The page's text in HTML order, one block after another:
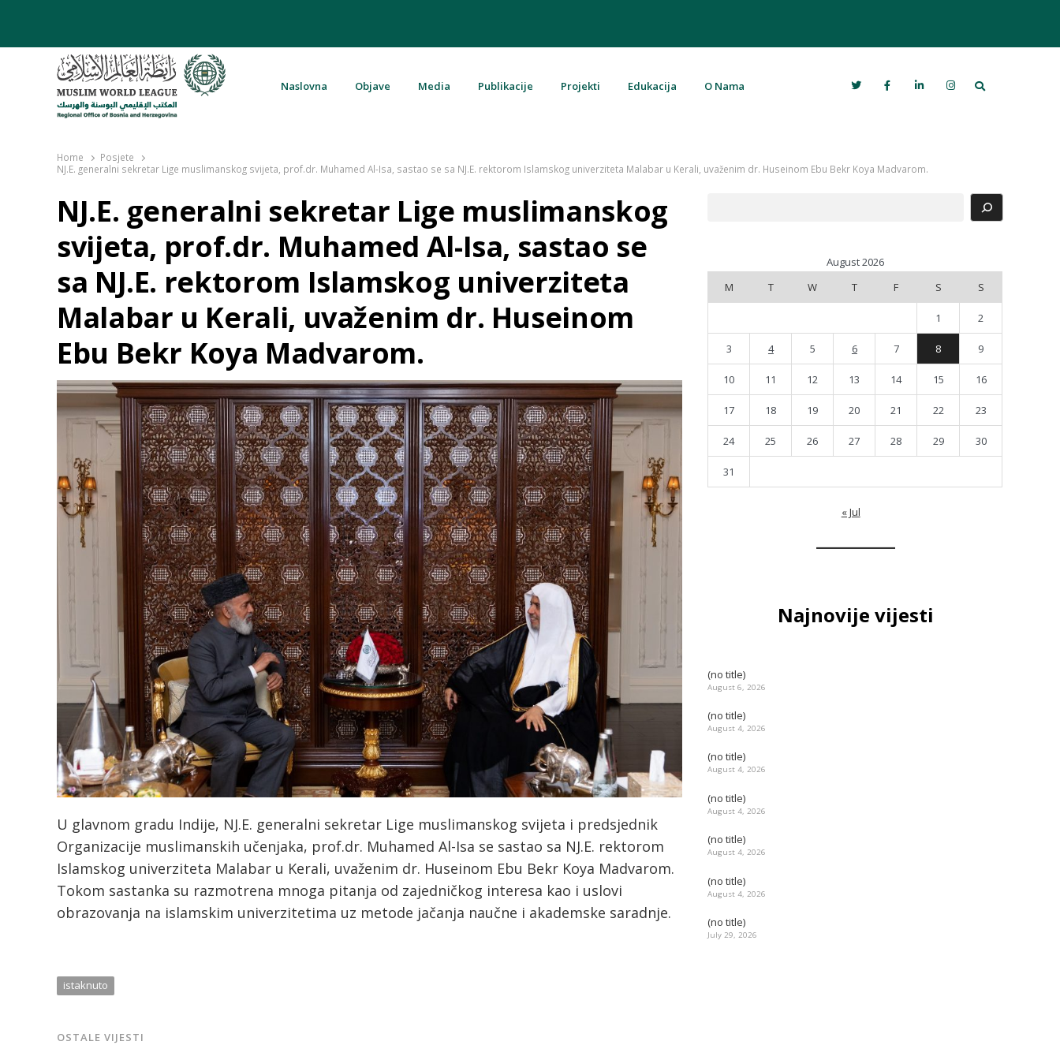
Naslovna Objave Media Publikacije Projekti Edukacija O Nama Search
Home
Posjete
NJ.E. generalni sekretar Lige muslimanskog svijeta, prof.dr. Muhamed Al-Isa, sastao se sa NJ.E. rektorom Islamskog univerziteta Malabar u Kerali, uvaženim dr. Huseinom Ebu Bekr Koya Madvarom.
NJ.E. generalni sekretar Lige muslimanskog
svijeta, prof.dr. Muhamed Al-Isa, sastao se
sa NJ.E. rektorom Islamskog univerziteta
Malabar u Kerali, uvaženim dr. Huseinom
Ebu Bekr Koya Madvarom.
U glavnom gradu Indije, NJ.E. generalni sekretar Lige muslimanskog svijeta i predsjednik
Organizacije muslimanskih učenjaka, prof.dr. Muhamed Al-Isa se sastao sa NJ.E. rektorom
Islamskog univerziteta Malabar u Kerali, uvaženim dr. Huseinom Ebu Bekr Koya Madvarom.
Tokom sastanka su razmotrena mnoga pitanja od zajedničkog interesa kao i uslovi
obrazovanja na islamskim univerzitetima uz metode jačanja naučne i akademske saradnje.
istaknuto
OSTALE VIJESTI
August 2026
M
T W T F S S
1 2
3 4 5 6 7 8 9
10 11 12 13 14 15 16
17 18 19 20 21 22 23
24 25 26 27 28 29 30
31
« Jul
Najnovije vijesti
(no title)
August 6, 2026
(no title)
August 4, 2026
(no title)
August 4, 2026
(no title)
August 4, 2026
(no title)
August 4, 2026
(no title)
August 4, 2026
(no title)
July 29, 2026